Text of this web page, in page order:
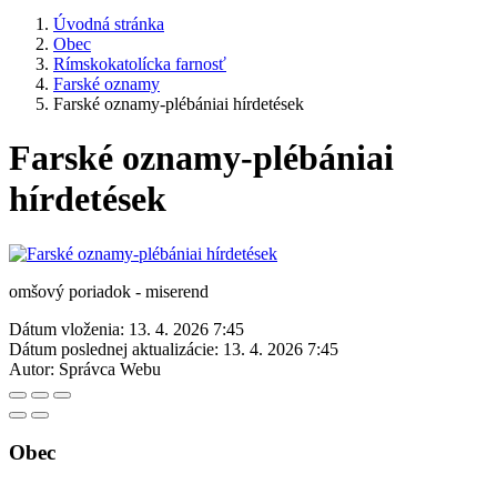
Úvodná stránka
Obec
Rímskokatolícka farnosť
Farské oznamy
Farské oznamy-plébániai hírdetések
Farské oznamy-plébániai
hírdetések
omšový poriadok - miserend
Dátum vloženia: 13. 4. 2026 7:45
Dátum poslednej aktualizácie: 13. 4. 2026 7:45
Autor: Správca Webu
Obec